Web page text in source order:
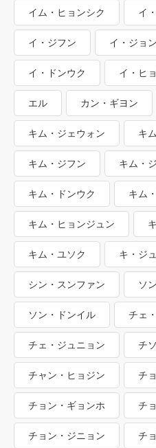
イム・ヒョンシク イ
イ・ジフン イ・ジョ
イ・ドンウク イ・ヒ
エル カン・ギヨン
キム・ジェウォン キ
キム・ジフン キム・
キム・ドンウク キム
キム・ヒョンジュン
キム・ユソク キ・ジ
シン・スンファン ソ
ソン・ドンイル チェ
チェ・ジュニョン チ
チャン・ヒョジン チ
チョン・ギョンホ チ
チョン・ジニョン チ